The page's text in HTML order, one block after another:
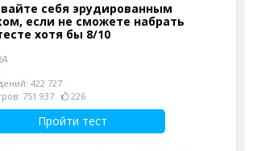
себя эрудированным
если не сможете набрать
хотя бы 8/10
422 727
751 937
226
Пройти тест